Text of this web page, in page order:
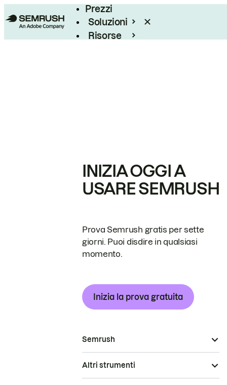
Prezzi
Soluzioni
Risorse
INIZIA OGGI A
USARE SEMRUSH
Prova Semrush gratis per sette
giorni. Puoi disdire in qualsiasi
momento.
Inizia la prova gratuita
Semrush
Altri strumenti